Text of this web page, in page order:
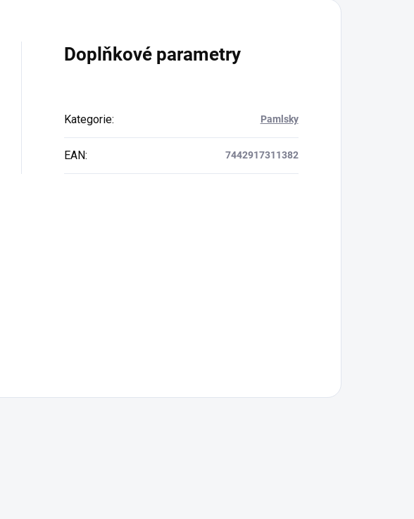
Doplňkové parametry
Kategorie: Pamlsky
EAN: 7442917311382